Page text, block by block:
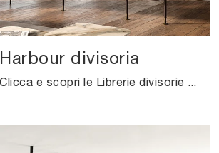
Harbour divisoria
Clicca e scopri le Librerie divisorie design! Il modello Harbour divisoria Cattelan Italia saprà ultimare un soggiorno pratico e operativo.